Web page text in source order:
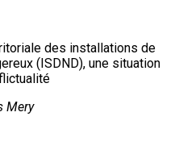
des installations de
(ISDND), une situation
Mery